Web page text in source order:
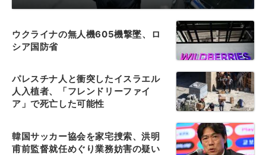
ウクライナの無人機605機撃墜、ロ
シア国防省
パレスチナ人と衝突したイスラエル
人入植者、「フレンドリーファイ
ア」で死亡した可能性
韓国サッカー協会を家宅捜索、洪明
甫前監督就任めぐり業務妨害の疑い